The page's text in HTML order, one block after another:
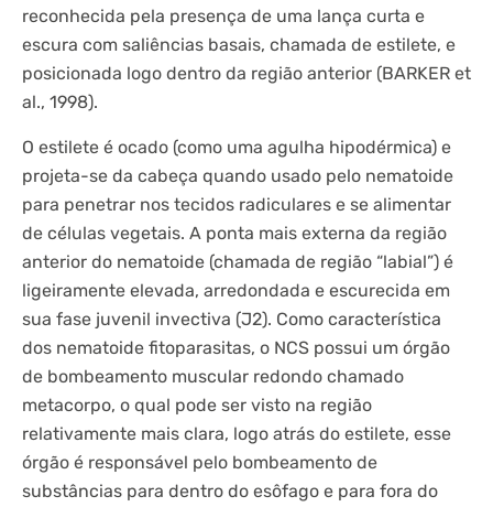
reconhecida pela presença de uma lança curta e
escura com saliências basais, chamada de estilete, e
posicionada logo dentro da região anterior (BARKER et
al., 1998).
O estilete é ocado (como uma agulha hipodérmica) e
projeta-se da cabeça quando usado pelo nematoide
para penetrar nos tecidos radiculares e se alimentar
de células vegetais. A ponta mais externa da região
anterior do nematoide (chamada de região “labial”) é
ligeiramente elevada, arredondada e escurecida em
sua fase juvenil invectiva (J2). Como característica
dos nematoide fitoparasitas, o NCS possui um órgão
de bombeamento muscular redondo chamado
metacorpo, o qual pode ser visto na região
relativamente mais clara, logo atrás do estilete, esse
órgão é responsável pelo bombeamento de
substâncias para dentro do esôfago e para fora do